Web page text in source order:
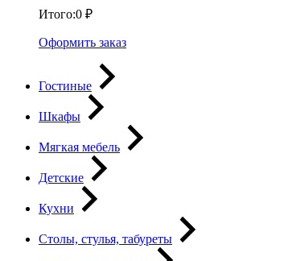
Итого:0 ₽
Оформить заказ
Гостиные
Шкафы
Мягкая мебель
Детские
Кухни
Столы, стулья, табуреты